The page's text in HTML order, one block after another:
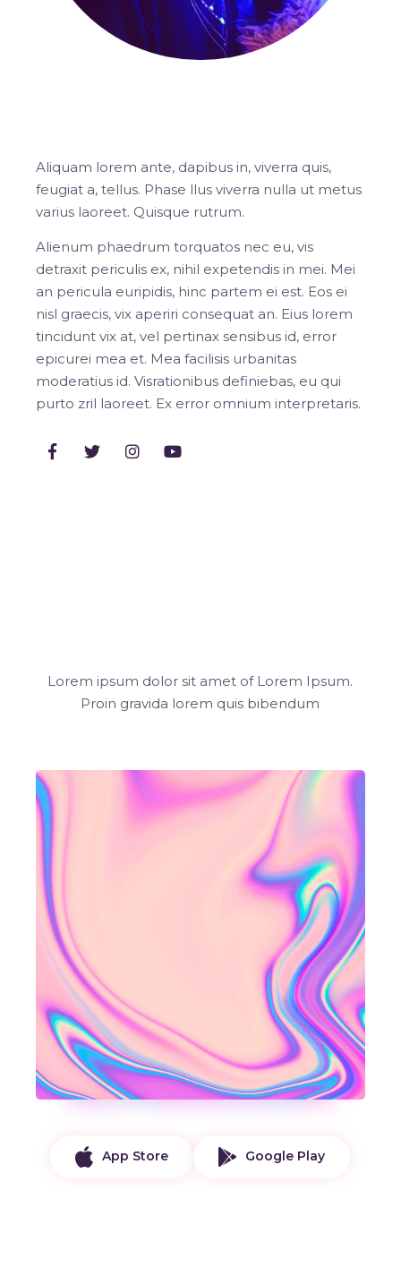
Aliquam lorem ante, dapibus in, viverra quis,
feugiat a, tellus. Phase llus viverra nulla ut metus
varius laoreet. Quisque rutrum.
Alienum phaedrum torquatos nec eu, vis
detraxit periculis ex, nihil expetendis in mei. Mei
an pericula euripidis, hinc partem ei est. Eos ei
nisl graecis, vix aperiri consequat an. Eius lorem
tincidunt vix at, vel pertinax sensibus id, error
epicurei mea et. Mea facilisis urbanitas
moderatius id. Visrationibus definiebas, eu qui
purto zril laoreet. Ex error omnium interpretaris.
Lorem ipsum dolor sit amet of Lorem Ipsum.
Proin gravida lorem quis bibendum
App Store Google Play